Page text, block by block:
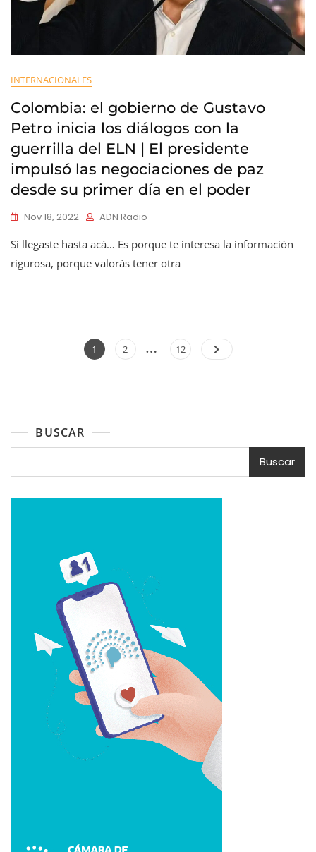
INTERNACIONALES
Colombia: el gobierno de Gustavo
Petro inicia los diálogos con la
guerrilla del ELN | El presidente
impulsó las negociaciones de paz
desde su primer día en el poder
Nov 18, 2022 ADN Radio
Si llegaste hasta acá… Es porque te interesa la información
rigurosa, porque valorás tener otra
Paginación
Page
1 Page
2 … Page
12
BUSCAR
Buscar